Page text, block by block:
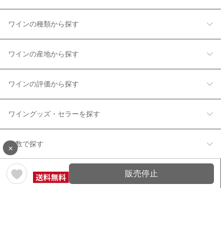
×
販売停止
ワインの種類から探す
ワインの産地から探す
ワインの評価から探す
ワイングッズ・セラーを探す
本数で探す
価格帯で探す